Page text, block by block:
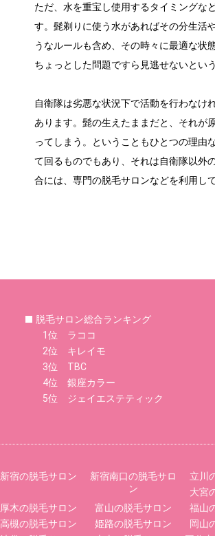
ただ、水を重宝し使用するタイミングな
す。髭剃りに使う水があればその分生活
うなルールも含め、その時々に最適な状
ちょっとした問題ですら見逃せないとい
自衛隊は劣悪な状況下で活動を行わなけ
あります。髭の生えたままだと、それが
ってしまう。ということもひとつの理由
て回るものでもあり、それは自衛隊以外
合には、専門の脱毛サロンなどを利用し
脱毛サロン総合ランキング
1位 ラココ
2位 キレイモ
3位 TBC
4位 銀座カラー
5位 ジェイエステティック
新宿の脱毛サロン
新宿南口の脱毛サロ
ン
立川
大宮
厚木の脱毛サロン 富山の脱毛サロン 福山
高槻の脱毛サロン 姫路の脱毛サロン 岡山